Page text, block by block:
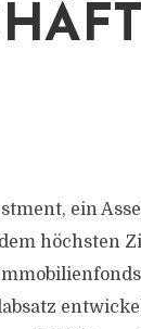
ein
höchsten